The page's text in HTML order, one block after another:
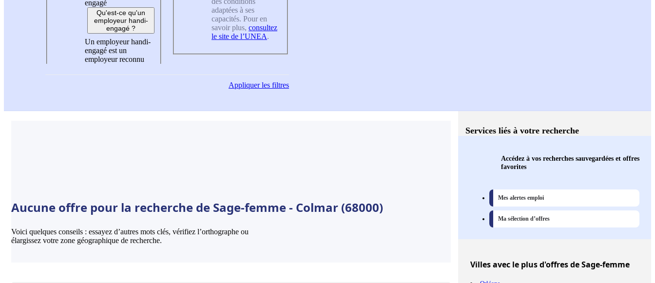
engagé
Qu'est-ce qu'un
employeur handi-
engagé ?
Un employeur handi-
engagé est un
employeur reconnu
adaptées à ses
capacités. Pour en
savoir plus, consultez
le site de l’UNEA.
Appliquerles filtres
Aucune offre pour la recherche de Sage-femme - Colmar (68000)
Voici quelques conseils : essayez d’autres mots clés, vérifiez l’orthographe ou
élargissez votre zone géographique de recherche.
Services liés à votre recherche
Accédez à vos recherches sauvegardées et offres
favorites
Mes alertes emploi
Ma sélection d’offres
Villesavec le plus d'offres de Sage-femme